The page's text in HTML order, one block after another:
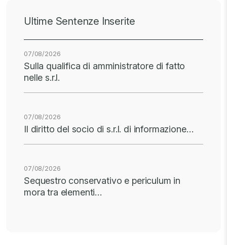
Ultime Sentenze Inserite
07/08/2026
Sulla qualifica di amministratore di fatto
nelle s.r.l.
07/08/2026
Il diritto del socio di s.r.l. di informazione…
07/08/2026
Sequestro conservativo e periculum in
mora tra elementi…